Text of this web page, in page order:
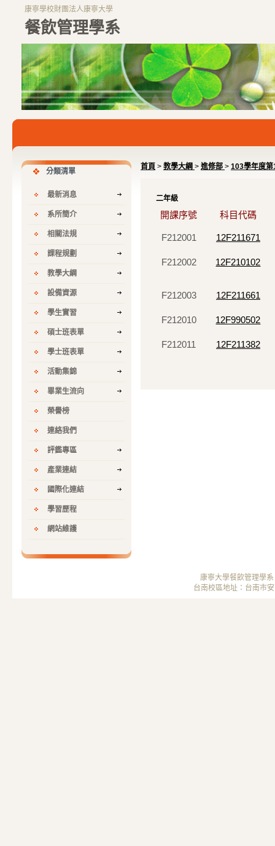
餐飲管理學系
康寧學校財團法人康寧大學
分類清單
最新消息
系所簡介
相關法規
課程規劃
教學大綱
設備資源
學生實習
碩士班表單
學士班表單
活動集錦
畢業生流向
榮譽榜
連絡我們
評鑑專區
產業連結
國際化連結
學習歷程
網站維護
首頁 > 教學大綱 > 進修部 > 103學年度
二年級
開課序號 科目代碼
F212001 12F211671
F212002 12F210102
F212003 12F211661
F212010 12F990502
F212011 12F211382
康寧大學餐飲管理學
台南校區地址：台南市